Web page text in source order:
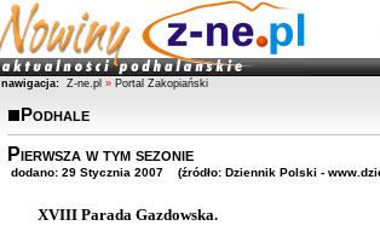
nawigacja: Z-ne.pl » Portal Zakopiański
Podhale
Pierwsza w tym sezonie
dodano: 29 Stycznia 2007 (źródło: Dziennik Polski -
XVIII Parada Gazdowska.